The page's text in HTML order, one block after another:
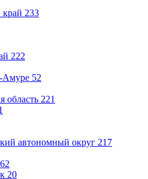
край 233
222
Амуре 52
область 221
автономный округ 217
62
20